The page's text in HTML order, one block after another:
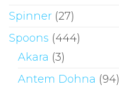
Spinner (27)
Spoons (444)
Akara (3)
Antem Dohna (94)